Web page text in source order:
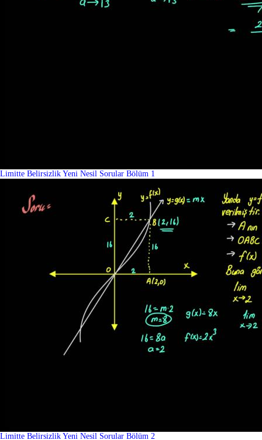
Limitte Belirsizlik Yeni Nesil Sorular Bölüm 1
Limitte Belirsizlik Yeni Nesil Sorular Bölüm 2